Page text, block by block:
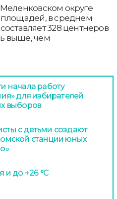
округе
в среднем
328 центнеров
выше, чем
начала работу
для избирателей
выборов
с детьми создают
станции юных
и до +26 °С